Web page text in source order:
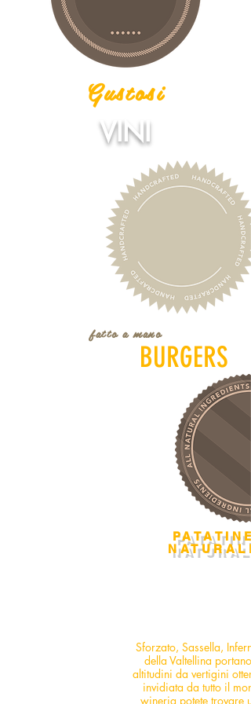
Gustosi
VINI
fatto a mano
BURGERS
PATATINE
Sforzato, Sassella,
della Valtellina
altitudini da vertigini
invidiata da tutto il
wineria potete trovare